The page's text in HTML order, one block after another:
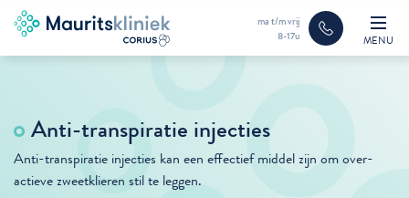
ma t/m vrij
8-17u
MENU
Anti-transpiratie injecties
Anti-transpiratie injecties kan een effectief middel zijn om over-
actieve zweetklieren stil te leggen.